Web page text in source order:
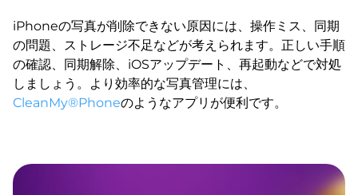
iPhoneの写真が削除できない原因には、操作ミス、同期
の問題、ストレージ不足などが考えられます。正しい手順
の確認、同期解除、iOSアップデート、再起動などで対処
しましょう。より効率的な写真管理には、
CleanMy®Phoneのようなアプリが便利です。